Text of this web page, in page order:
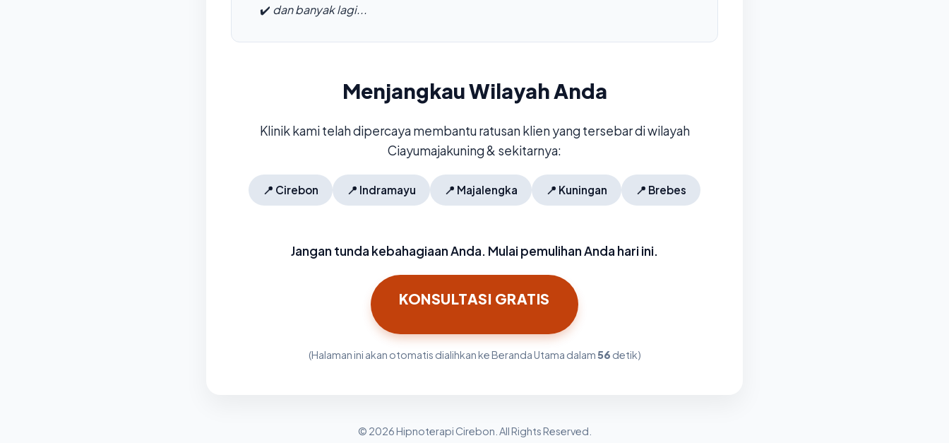
✔️ dan banyak lagi...
Menjangkau Wilayah Anda
Klinik kami telah dipercaya membantu ratusan klien yang tersebar di wilayah
Ciayumajakuning & sekitarnya:
📍 Cirebon 📍 Indramayu 📍 Majalengka 📍 Kuningan 📍 Brebes
Jangan tunda kebahagiaan Anda. Mulai pemulihan Anda hari ini.
KONSULTASI GRATIS
(Halaman ini akan otomatis dialihkan ke Beranda Utama dalam55 detik)
© 2026 Hipnoterapi Cirebon. All Rights Reserved.